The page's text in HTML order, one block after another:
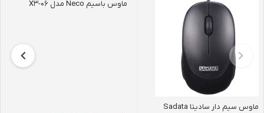
ماوس سیم دار سادیتا Sadata
ماوس باسیم Neco مدل X3-06